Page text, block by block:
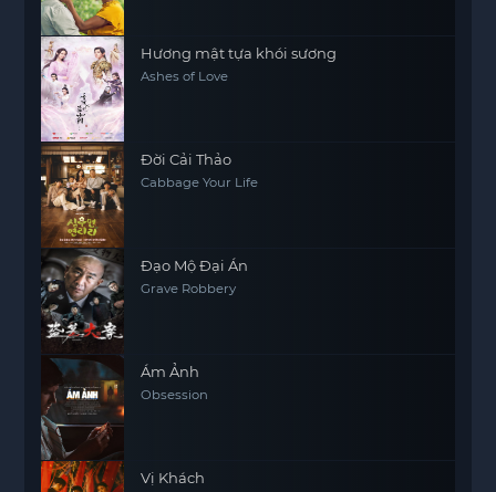
Hương mật tựa khói sương
Ashes of Love
Đời Cải Thảo
Cabbage Your Life
Đạo Mộ Đại Án
Grave Robbery
Ám Ảnh
Obsession
Vị Khách